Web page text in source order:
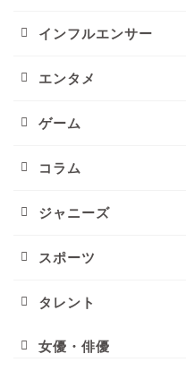
インフルエンサー
エンタメ
ゲーム
コラム
ジャニーズ
スポーツ
タレント
女優・俳優